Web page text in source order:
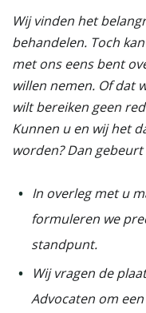
Wij vinden het
behandelen. Toch
met ons eens bent
willen nemen. Of dat
wilt bereiken geen
Kunnen u en wij het
worden? Dan
In overleg met u
formuleren we
standpunt.
Wij vragen de
Advocaten om